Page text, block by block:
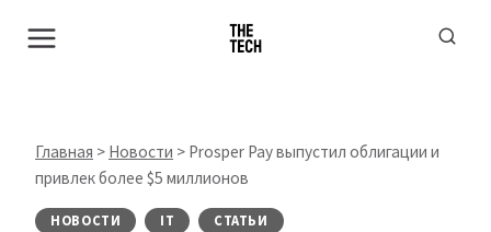
Главная > Новости > Prosper Pay выпустил облигации и
привлек более $5 миллионов
НОВОСТИ IT СТАТЬИ